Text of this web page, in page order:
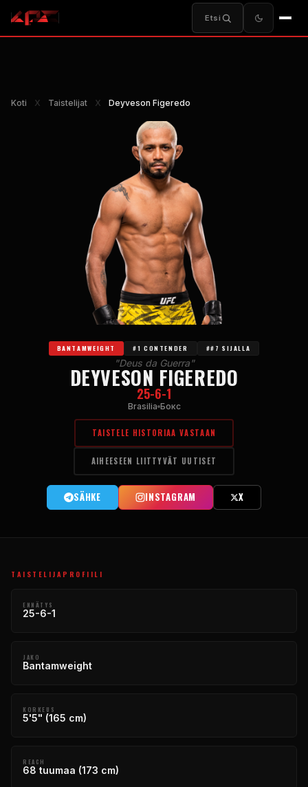
Etsi
Koti Χ Taistelijat Χ Deyveson Figeredo
BANTAMWEIGHT #1 CONTENDER ##7 SIJALLA
"Deus da Guerra"
DEYVESON FIGEREDO
25-6-1
Brasilia Бокс
TAISTELE HISTORIAA VASTAAN
AIHEESEEN LIITTYVÄT UUTISET
SÄHKE INSTAGRAM X
TAISTELIJAPROFIILI
ENNÄTYS
25-6-1
JAKO
Bantamweight
KORKEUS
5'5" (165 cm)
REACH
68 tuumaa (173 cm)